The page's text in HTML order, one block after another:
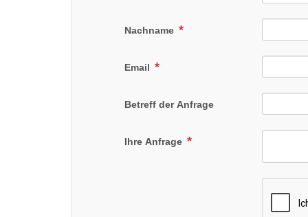
Nachname
Email
Betreff der Anfrage
Ihre Anfrage